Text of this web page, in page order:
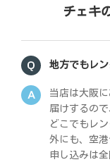
チェキ
地方でもレ
当店は大阪
届けするの
どこでもレ
外にも、空
申し込みは